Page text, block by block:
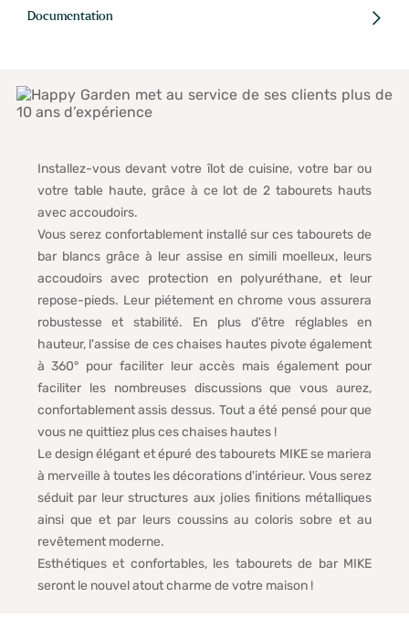
Documentation
Installez-vous devant votre îlot de cuisine, votre bar ou
votre table haute, grâce à ce lot de 2 tabourets hauts
avec accoudoirs.
Vous serez confortablement installé sur ces tabourets de
bar blancs grâce à leur assise en simili moelleux, leurs
accoudoirs avec protection en polyuréthane, et leur
repose-pieds. Leur piétement en chrome vous assurera
robustesse et stabilité. En plus d'être réglables en
hauteur, l'assise de ces chaises hautes pivote également
à 360° pour faciliter leur accès mais également pour
faciliter les nombreuses discussions que vous aurez,
confortablement assis dessus. Tout a été pensé pour que
vous ne quittiez plus ces chaises hautes !
Le design élégant et épuré des tabourets MIKE se mariera
à merveille à toutes les décorations d'intérieur. Vous serez
séduit par leur structures aux jolies finitions métalliques
ainsi que et par leurs coussins au coloris sobre et au
revêtement moderne.
Esthétiques et confortables, les tabourets de bar MIKE
seront le nouvel atout charme de votre maison !